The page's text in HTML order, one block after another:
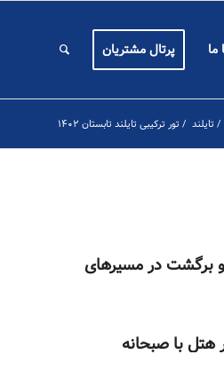
ما پرتال مشتریان
/ تایلند / تور ترکیبی تایلند تابستان ۱۴۰۲
و برگشت در مسیرهای